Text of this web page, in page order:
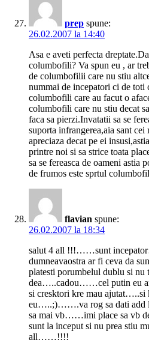
prep spune:
26.02.2007 la 14:40
Asa e aveti perfecta
columbofili? Va spun eu , ar
de columbofilii care nu stiu
nummai de incepatori ci de
columbofili care au facut o
columbofili care nu stiu decat
faca sa pierzi.Invatatii sa se
suporta infrangerea,aia sant
apreciaza decat pe ei
printre noi si sa strice toata
sa se fereasca de oameni astia
de frumos este sprtul
flavian spune:
26.02.2007 la 18:34
salut 4 all !!!……sunt
dumneavaostra ar fi ceva da
platesti porumbelul dublu si
dea…..cadou……cel putin eu
si cresktori kre mau ajutat…..si
eu…..;)…….va rog sa dati
sa mai vb……imi place sa vb
sunt la inceput si nu prea
all……!!!!